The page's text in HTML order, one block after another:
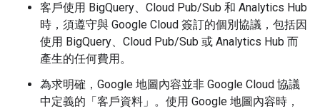
客戶使用 BigQuery、Cloud Pub/Sub 和 Analytics Hub
時，須遵守與 Google Cloud 簽訂的個別協議，包括因
使用 BigQuery、Cloud Pub/Sub 或 Analytics Hub 而
產生的任何費用。
為求明確，Google 地圖內容並非 Google Cloud 協議
中定義的「客戶資料」。使用 Google 地圖內容時，